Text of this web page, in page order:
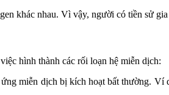
khác nhau. Vì vậy, người có tiền sử
hình thành các rối loạn hệ miễn dịch:
miễn dịch bị kích hoạt bất thường.